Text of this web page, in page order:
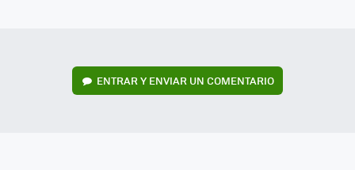
ENTRAR Y ENVIAR UN COMENTARIO